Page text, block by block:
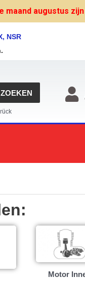
augustus
NSR
ZOEKEN
Motor